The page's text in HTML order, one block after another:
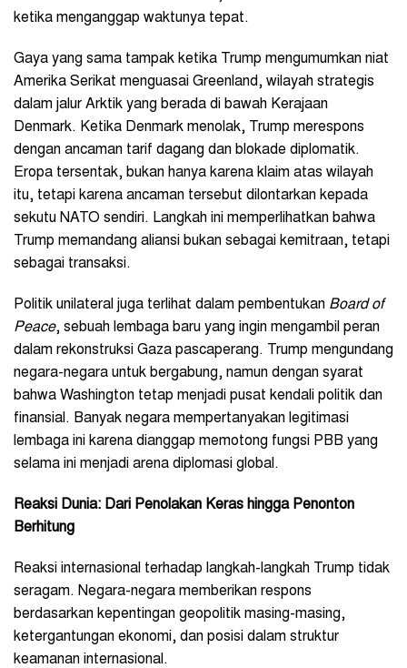
ketika menganggap waktunya tepat.
Gaya yang sama tampak ketika Trump mengumumkan niat
Amerika Serikat menguasai Greenland, wilayah strategis
dalam jalur Arktik yang berada di bawah Kerajaan
Denmark. Ketika Denmark menolak, Trump merespons
dengan ancaman tarif dagang dan blokade diplomatik.
Eropa tersentak, bukan hanya karena klaim atas wilayah
itu, tetapi karena ancaman tersebut dilontarkan kepada
sekutu NATO sendiri. Langkah ini memperlihatkan bahwa
Trump memandang aliansi bukan sebagai kemitraan, tetapi
sebagai transaksi.
Politik unilateral juga terlihat dalam pembentukan Board of
Peace, sebuah lembaga baru yang ingin mengambil peran
dalam rekonstruksi Gaza pascaperang. Trump mengundang
negara-negara untuk bergabung, namun dengan syarat
bahwa Washington tetap menjadi pusat kendali politik dan
finansial. Banyak negara mempertanyakan legitimasi
lembaga ini karena dianggap memotong fungsi PBB yang
selama ini menjadi arena diplomasi global.
Reaksi Dunia: Dari Penolakan Keras hingga Penonton
Berhitung
Reaksi internasional terhadap langkah-langkah Trump tidak
seragam. Negara-negara memberikan respons
berdasarkan kepentingan geopolitik masing-masing,
ketergantungan ekonomi, dan posisi dalam struktur
keamanan internasional.